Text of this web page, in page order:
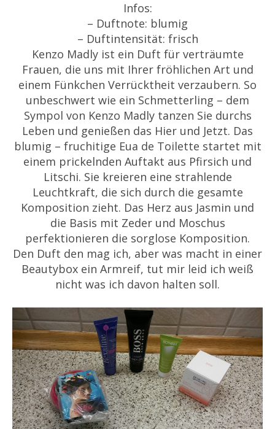
Infos:
– Duftnote: blumig
– Duftintensität: frisch
Kenzo Madly ist ein Duft für verträumte
Frauen, die uns mit Ihrer fröhlichen Art und
einem Fünkchen Verrücktheit verzaubern. So
unbeschwert wie ein Schmetterling – dem
Sympol von Kenzo Madly tanzen Sie durchs
Leben und genießen das Hier und Jetzt. Das
blumig – fruchitige Eua de Toilette startet mit
einem prickelnden Auftakt aus Pfirsich und
Litschi. Sie kreieren eine strahlende
Leuchtkraft, die sich durch die gesamte
Komposition zieht. Das Herz aus Jasmin und
die Basis mit Zeder und Moschus
perfektionieren die sorglose Komposition.
Den Duft den mag ich, aber was macht in einer
Beautybox ein Armreif, tut mir leid ich weiß
nicht was ich davon halten soll.